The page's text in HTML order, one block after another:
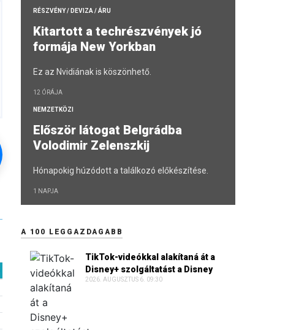
RÉSZVÉNY / DEVIZA / ÁRU
Kitartott a techrészvények jó
formája New Yorkban
Ez az Nvidiának is köszönhető.
12 ÓRÁJA
NEMZETKÖZI
Először látogat Belgrádba
Volodimir Zelenszkij
Hónapokig húzódott a találkozó előkészítése.
1 NAPJA
A 100 LEGGAZDAGABB
TikTok-videókkal alakítaná át a
Disney+ szolgáltatást a Disney
2026. AUGUSZTUS 6. 09:30